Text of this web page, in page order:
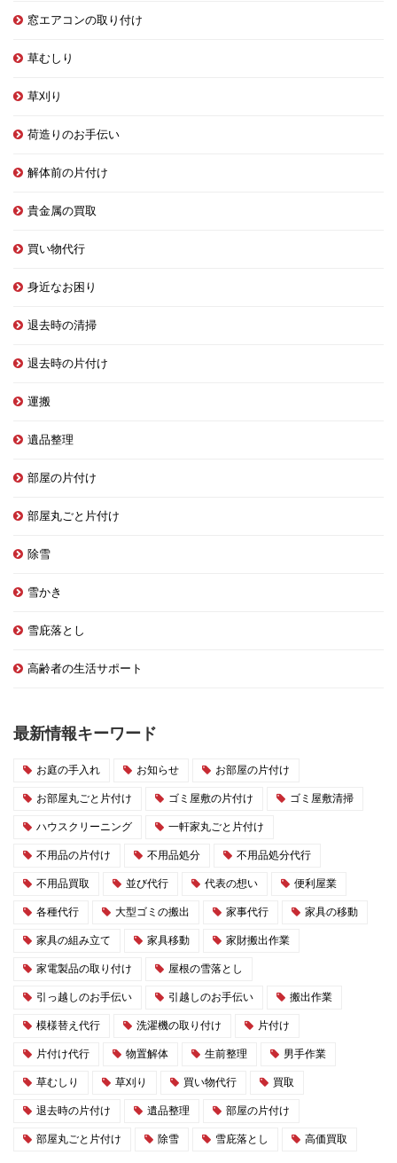
窓エアコンの取り付け
草むしり
草刈り
荷造りのお手伝い
解体前の片付け
貴金属の買取
買い物代行
身近なお困り
退去時の清掃
退去時の片付け
運搬
遺品整理
部屋の片付け
部屋丸ごと片付け
除雪
雪かき
雪庇落とし
高齢者の生活サポート
最新情報キーワード
お庭の手入れ お知らせ お部屋の片付け
お部屋丸ごと片付け ゴミ屋敷の片付け ゴミ屋敷清掃
ハウスクリーニング 一軒家丸ごと片付け
不用品の片付け 不用品処分 不用品処分代行
不用品買取 並び代行 代表の想い 便利屋業
各種代行 大型ゴミの搬出 家事代行 家具の移動
家具の組み立て 家具移動 家財搬出作業
家電製品の取り付け 屋根の雪落とし
引っ越しのお手伝い 引越しのお手伝い 搬出作業
模様替え代行 洗濯機の取り付け 片付け
片付け代行 物置解体 生前整理 男手作業
草むしり 草刈り 買い物代行 買取
退去時の片付け 遺品整理 部屋の片付け
部屋丸ごと片付け 除雪 雪庇落とし 高価買取